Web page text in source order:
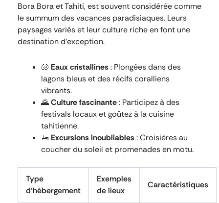
Bora Bora et Tahiti, est souvent considérée comme
le summum des vacances paradisiaques. Leurs
paysages variés et leur culture riche en font une
destination d’exception.
🐚 Eaux cristallines : Plongées dans des
lagons bleus et des récifs coralliens
vibrants.
🌄Culture fascinante: Participez à des
festivals locaux et goûtez à la cuisine
tahitienne.
🚤 Excursions inoubliables : Croisières au
coucher du soleil et promenades en motu.
Type
d’hébergement
Exemples
de lieux
Caractéristiques